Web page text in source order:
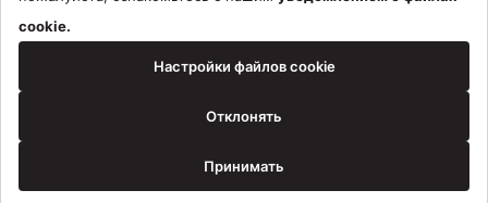
бронирование
Gloria Hotels & Resorts Является торговой маркой